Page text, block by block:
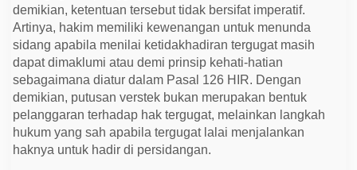
demikian, ketentuan tersebut tidak bersifat imperatif.
Artinya, hakim memiliki kewenangan untuk menunda
sidang apabila menilai ketidakhadiran tergugat masih
dapat dimaklumi atau demi prinsip kehati-hatian
sebagaimana diatur dalam Pasal 126 HIR. Dengan
demikian, putusan verstek bukan merupakan bentuk
pelanggaran terhadap hak tergugat, melainkan langkah
hukum yang sah apabila tergugat lalai menjalankan
haknya untuk hadir di persidangan.